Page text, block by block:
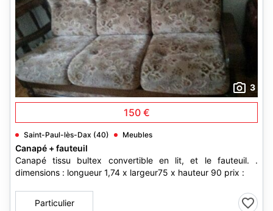
3
150 €
Saint-Paul-lès-Dax (40) Meubles
Canapé + fauteuil
Canapé tissu bultex convertible en lit, et le fauteuil. .
dimensions : longueur 1,74 x largeur75 x hauteur 90 prix :
Particulier